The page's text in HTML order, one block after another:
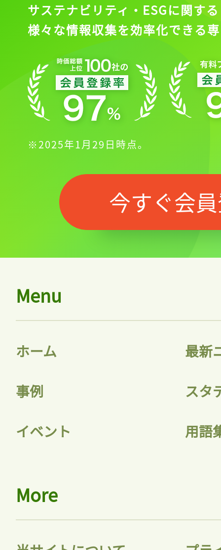
サステナビリティ・ESGに関する
様々な情報収集を効率化できる
※2025年1月29日時点。
今すぐ会
Menu
ホーム 最新
事例 スタ
イベント 用語
More